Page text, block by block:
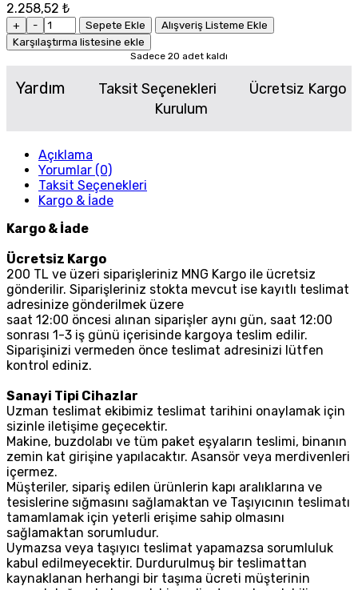
2.258,52 ₺
+ - Sepete Ekle
Alışveriş Listeme Ekle
Karşılaştırma listesine ekle
Sadece 20 adet kaldı
Yardım Taksit Seçenekleri
Ücretsiz Kargo
Kurulum
Açıklama
Yorumlar (0)
Taksit Seçenekleri
Kargo & İade
Kargo & İade
Ücretsiz Kargo
200 TL ve üzeri siparişleriniz MNG Kargo ile ücretsiz
gönderilir. Siparişleriniz stokta mevcut ise kayıtlı teslimat
adresinize gönderilmek üzere
saat 12:00 öncesi alınan siparişler aynı gün, saat 12:00
sonrası 1-3 iş günü içerisinde kargoya teslim edilir.
Siparişinizi vermeden önce teslimat adresinizi lütfen
kontrol ediniz.
Sanayi Tipi Cihazlar
Uzman teslimat ekibimiz teslimat tarihini onaylamak için
sizinle iletişime geçecektir.
Makine, buzdolabı ve tüm paket eşyaların teslimi, binanın
zemin kat girişine yapılacaktır. Asansör veya merdivenleri
içermez.
Müşteriler, sipariş edilen ürünlerin kapı aralıklarına ve
tesislerine sığmasını sağlamaktan ve Taşıyıcının teslimatı
tamamlamak için yeterli erişime sahip olmasını
sağlamaktan sorumludur.
Uymazsa veya taşıyıcı teslimat yapamazsa sorumluluk
kabul edilmeyecektir. Durdurulmuş bir teslimattan
kaynaklanan herhangi bir taşıma ücreti müşterinin